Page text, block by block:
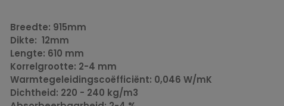
Breedte: 915mm
Dikte: 12mm
Lengte: 610 mm
Korrelgrootte: 2-4 mm
Warmtegeleidingscoëfficiënt: 0,046 W/mK
Dichtheid: 220 - 240 kg/m3